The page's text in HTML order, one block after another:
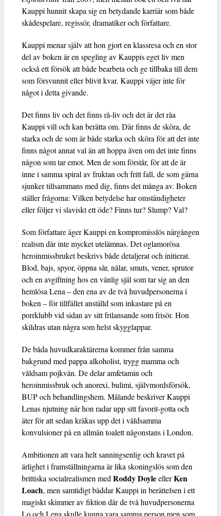
Kauppi hunnit skapa sig en betydande karriär som både
skådespelare, regissör, dramatiker och författare.
Kauppi menar själv att hon gjort en klassresa och en stor
del av boken är en spegling av Kauppis eget liv men
också ett försök att både bearbeta och ge tillbaka till dem
som försvunnit eller blivit kvar. Kauppi väjer inte för
något i detta givande.
Det finns liv och det finns rå-liv och det är det råa
Kauppi vill och kan berätta om. Där finns de sköra, de
starka och de som är både starka och sköra för att det inte
finns något annat val än att hoppa även om det inte finns
någon som tar emot. Men de som förstår, för att de är
inne i samma spiral av fruktan och fritt fall, de som gärna
sjunker tillsammans med dig, finns det många av. Boken
ställer frågorna: Vilken betydelse har omständigheter
eller följer vi slaviskt ett öde? Finns tur? Slump? Val?
Som författare äger Kauppi en kompromisslös närgången
realism där inte mycket utelämnas. Det oglamorösa
heroinmissbruket beskrivs både detaljerat och initierat.
Blod, bajs, spyor, öppna sår, nålar, smuts, vener, sprutor
och en avgiftning hos en vänlig själ som tar sig an den
hemlösa Lena – den ena av de två huvudpersonerna i
boken – för tillfället anställd som inkastare på en
porrklubb vid sidan av sitt frilansande som frisör. Hon
skildras utan några som helst skygglappar.
De båda huvudkaraktärerna kommer från samma
bakgrund med pappa alkoholist, trygg mamma och
våldsam pojkvän. De delar amfetamin och
heroinmissbruk och anorexi, bulimi, självmordsförsök,
BUP och behandlingshem. Målande beskriver Kauppi
Lenas njutning när hon radar upp sitt favorit-gotta och
äter för att sedan kräkas upp det i våldsamma
konvulsioner på en allmän toalett någonstans i London.
Ambitionen att vara helt sanningsenlig och kravet på
ärlighet i framställningarna är lika skoningslös som den
brittiska socialrealismen med Roddy DoyleellerKen
Loach, men samtidigt bäddar Kauppi in berättelsen i ett
magiskt skimmer av fiktion där de två huvudpersonerna
Lo och Lena skulle kunna vara samma person men som